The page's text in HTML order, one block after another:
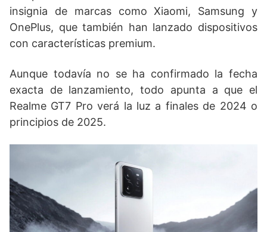
insignia de marcas como Xiaomi, Samsung y
OnePlus, que también han lanzado dispositivos
con características premium.
Aunque todavía no se ha confirmado la fecha
exacta de lanzamiento, todo apunta a que el
Realme GT7 Pro verá la luz a finales de 2024 o
principios de 2025.